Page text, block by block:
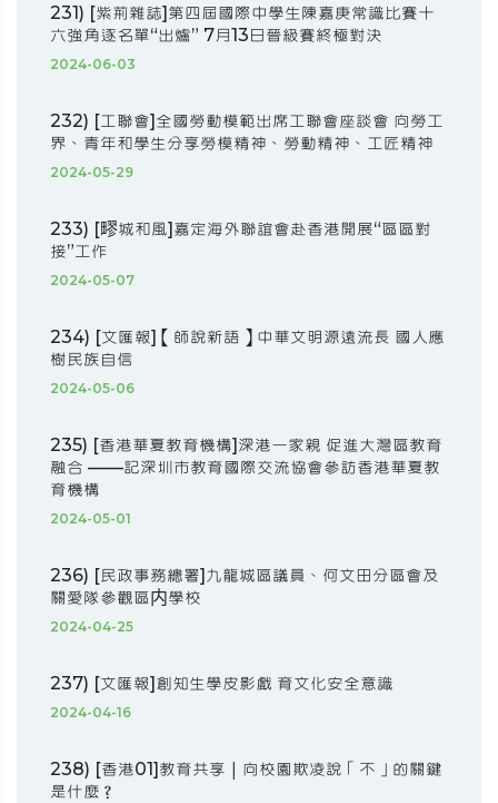
231) [紫荊雜誌]第四屆國際中學生陳嘉庚常識比賽十
六強角逐名單“出爐” 7月13日晉級賽終極對決
2024-06-03
232) [工聯會]全國勞動模範出席工聯會座談會 向勞工
界、青年和學生分享勞模精神、勞動精神、工匠精神
2024-05-29
233) [疁城和風]嘉定海外聯誼會赴香港開展“區區對
接”工作
2024-05-07
234) [文匯報]【師說新語】中華文明源遠流長 國人應
樹民族自信
2024-05-06
235) [香港華夏教育機構]深港一家親 促進大灣區教育
融合 ——記深圳市教育國際交流協會參訪香港華夏教
育機構
2024-05-01
236) [民政事務總署]九龍城區議員、何文田分區會及
關愛隊參觀區内學校
2024-04-25
237) [文匯報]創知生學皮影戲 育文化安全意識
2024-04-16
238) [香港01]教育共享｜向校園欺凌說「不」的關鍵
是什麼？